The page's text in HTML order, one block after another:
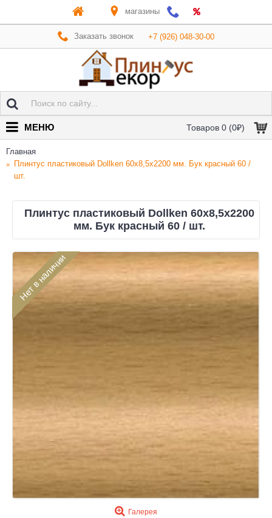
магазины
Заказать звонок +7 (926) 048-30-00
Товаров 0 (0₽)
МЕНЮ
Главная
Плинтус пластиковый Dollken 60x8,5x2200 мм. Бук красный 60 /
шт.
Плинтус пластиковый Dollken 60x8,5x2200
мм. Бук красный 60 / шт.
Нет в наличии
Галерея